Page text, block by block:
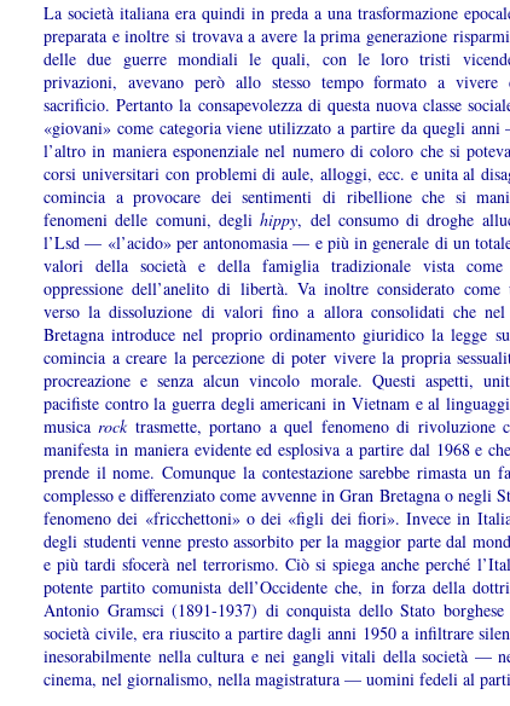
La società italiana era quindi in preda a una trasformazione
preparata e inoltre si trovava a avere la prima generazione
delle due guerre mondiali le quali, con le loro tristi
privazioni, avevano però allo stesso tempo formato a
sacrificio. Pertanto la consapevolezza di questa nuova classe
«giovani» come categoria viene utilizzato a partire da quegli
l’altro in maniera esponenziale nel numero di coloro che si
corsi universitari con problemi di aule, alloggi, ecc. e unita al
comincia a provocare dei sentimenti di ribellione che si
fenomeni delle comuni, deglihippy, del consumo di droghe
l’Lsd — «l’acido» per antonomasia — e più in generale di un
valori della società e della famiglia tradizionale vista
oppressione dell’anelito di libertà. Va inoltre considerato come
verso la dissoluzione di valori fino a allora consolidati che
Bretagna introduce nel proprio ordinamento giuridico la legge
comincia a creare la percezione di poter vivere la propria
procreazione e senza alcun vincolo morale. Questi aspetti,
pacifiste contro la guerra degli americani in Vietnam e al
musicarocktrasmette, portano a quel fenomeno di rivoluzione
manifesta in maniera evidente ed esplosiva a partire dal 1968 e
prende il nome. Comunque la contestazione sarebbe rimasta un
complesso e differenziato come avvenne in Gran Bretagna o negli
fenomeno dei «fricchettoni» o dei «figli dei fiori». Invece in
degli studenti venne presto assorbito per la maggior parte dal
e più tardi sfocerà nel terrorismo. Ciò si spiega anche perché
potente partito comunista dell’Occidente che, in forza della
Antonio Gramsci (1891-1937) di conquista dello Stato
società civile, era riuscito a partire dagli anni 1950 a infiltrare
inesorabilmente nella cultura e nei gangli vitali della società —
cinema, nel giornalismo, nella magistratura — uomini fedeli al